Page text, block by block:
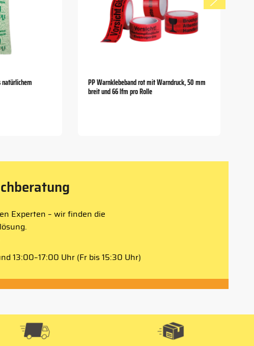
PP Warnklebeband rot mit Warndruck, 50 mm
breit und 66 lfm pro Rolle
Experten – wir finden die
13:00–17:00 Uhr (Fr bis 15:30 Uhr)